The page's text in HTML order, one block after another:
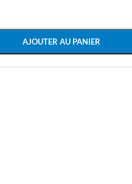
AJOUTER AU PANIER